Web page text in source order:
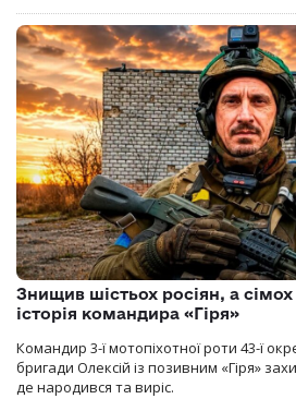
Знищив шістьох росіян, а
історія командира «Гіря»
Командир 3-ї мотопіхотної роти 43-ї
бригади Олексій із позивним «Гіря»
де народився та виріс.